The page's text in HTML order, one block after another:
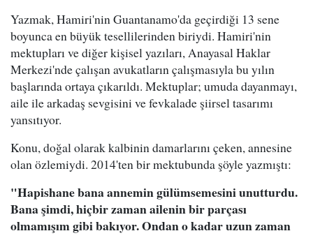
Yazmak, Hamiri'nin Guantanamo'da geçirdiği 13 sene
boyunca en büyük tesellilerinden biriydi. Hamiri'nin
mektupları ve diğer kişisel yazıları, Anayasal Haklar
Merkezi'nde çalışan avukatların çalışmasıyla bu yılın
başlarında ortaya çıkarıldı. Mektuplar; umuda dayanmayı,
aile ile arkadaş sevgisini ve fevkalade şiirsel tasarımı
yansıtıyor.
Konu, doğal olarak kalbinin damarlarını çeken, annesine
olan özlemiydi. 2014'ten bir mektubunda şöyle yazmıştı:
"Hapishane bana annemin gülümsemesini unutturdu.
Bana şimdi, hiçbir zaman ailenin bir parçası
olmamışım gibi bakıyor. Ondan o kadar uzun zaman